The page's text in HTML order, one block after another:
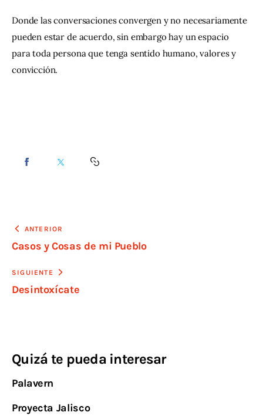
Donde las conversaciones convergen y no necesariamente
pueden estar de acuerdo, sin embargo hay un espacio
para toda persona que tenga sentido humano, valores y
convicción.
ANTERIOR
Casos y Cosas de mi Pueblo
SIGUIENTE
Desintoxícate
Quizá te pueda interesar
Palavern
Proyecta Jalisco